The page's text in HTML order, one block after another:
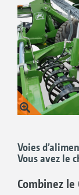
Voies
Vous avez le
Combinez